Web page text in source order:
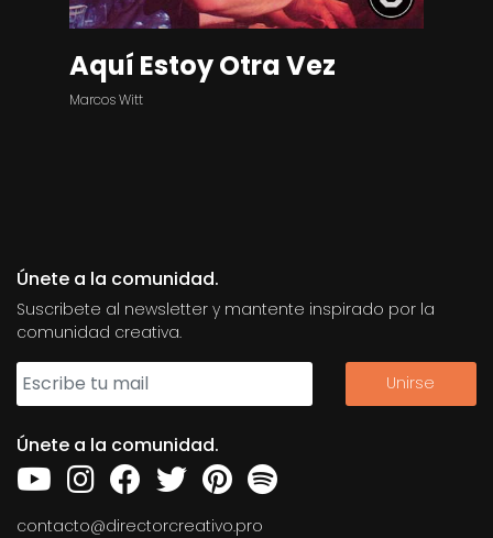
Aquí Estoy Otra Vez
Marcos Witt
Únete a la comunidad.
Suscribete al newsletter y mantente inspirado por la
comunidad creativa.
Únete a la comunidad.
contacto@directorcreativo.pro